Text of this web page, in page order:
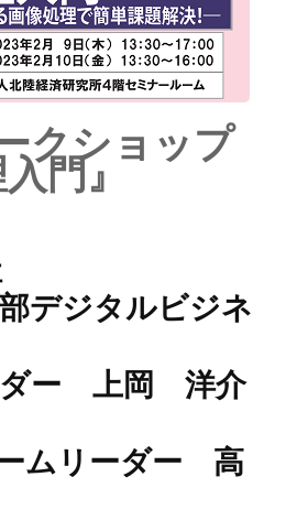
クショップ
門』
デジタルビジネ
ダー 上岡 洋介
ムリーダー 高